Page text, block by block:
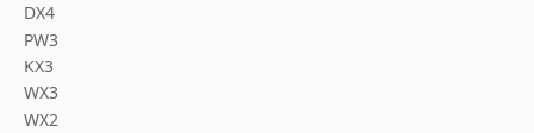
DX4
PW3
KX3
WX3
WX2